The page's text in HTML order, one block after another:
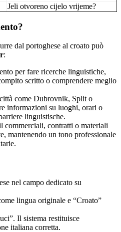
Jeli otvoreno cijelo vrijeme?
dal portoghese al croato può
:
per fare ricerche linguistiche,
scritto o comprendere meglio
come Dubrovnik, Split o
informazioni su luoghi, orari o
linguistische.
commerciali, contratti o materiali
mantenendo un tono professionale
nel campo dedicato su
lingua originale e “Croato”
Il sistema restituisce
italiana corretta.